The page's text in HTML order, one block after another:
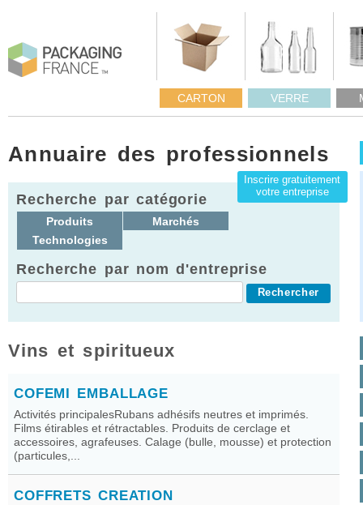
CARTON VERRE
Annuaire des professionnels
Recherche par catégorie
Produits
Marchés
Technologies
Recherche par nom d'entreprise
Inscrire gratuitement
votre entreprise
Vins et spiritueux
COFEMI EMBALLAGE
Activités principalesRubans adhésifs neutres et imprimés.
Films étirables et rétractables. Produits de cerclage et
accessoires, agrafeuses. Calage (bulle, mousse) et protection
(particules,...
COFFRETS CREATION